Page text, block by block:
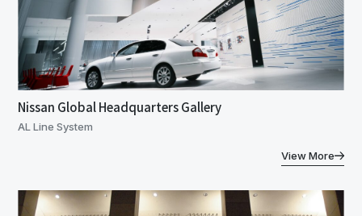
Nissan Global Headquarters Gallery
AL Line System
View More